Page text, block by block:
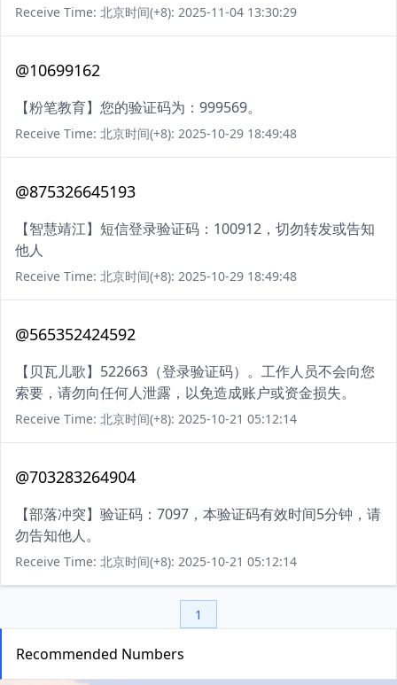
Receive Time: 北京时间(+8): 2025-11-04 13:30:29
@10699162
【粉笔教育】您的验证码为：999569。
Receive Time: 北京时间(+8): 2025-10-29 18:49:48
@875326645193
【智慧靖江】短信登录验证码：100912，切勿转发或告知
他人
Receive Time: 北京时间(+8): 2025-10-29 18:49:48
@565352424592
【贝瓦儿歌】522663（登录验证码）。工作人员不会向您
索要，请勿向任何人泄露，以免造成账户或资金损失。
Receive Time: 北京时间(+8): 2025-10-21 05:12:14
@703283264904
【部落冲突】验证码：7097，本验证码有效时间5分钟，请
勿告知他人。
Receive Time: 北京时间(+8): 2025-10-21 05:12:14
1
Recommended Numbers